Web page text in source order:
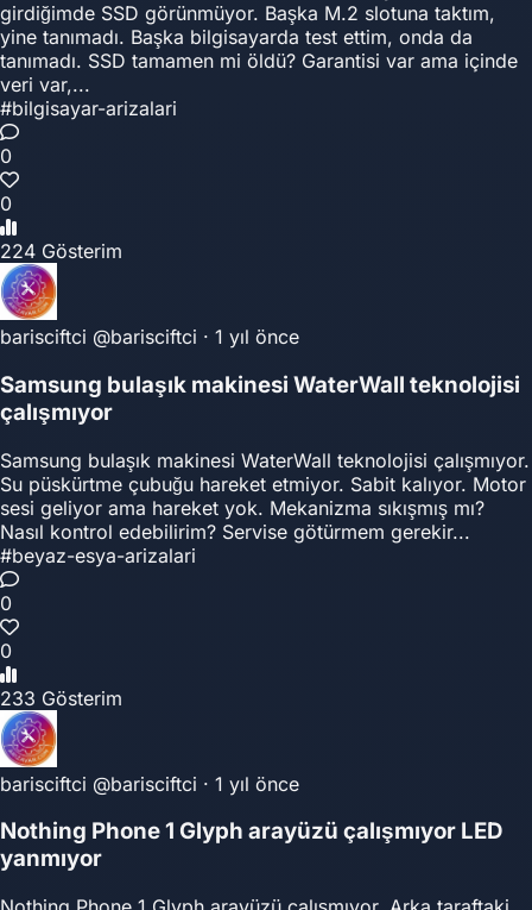
girdiğimde SSD görünmüyor. Başka M.2 slotuna taktım,
yine tanımadı. Başka bilgisayarda test ettim, onda da
tanımadı. SSD tamamen mi öldü? Garantisi var ama içinde
veri var,...
#bilgisayar-arizalari
0
0
224 Gösterim
barisciftci @barisciftci · 1 yıl önce
Samsung bulaşık makinesi WaterWall teknolojisi
çalışmıyor
Samsung bulaşık makinesi WaterWall teknolojisi çalışmıyor.
Su püskürtme çubuğu hareket etmiyor. Sabit kalıyor. Motor
sesi geliyor ama hareket yok. Mekanizma sıkışmış mı?
Nasıl kontrol edebilirim? Servise götürmem gerekir...
#beyaz-esya-arizalari
0
0
233 Gösterim
barisciftci @barisciftci · 1 yıl önce
Nothing Phone 1 Glyph arayüzü çalışmıyor LED
yanmıyor